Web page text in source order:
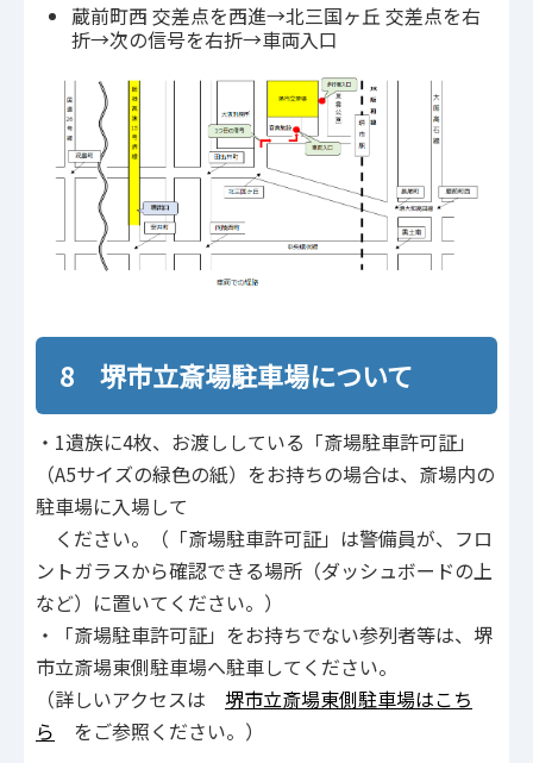
蔵前町西 交差点を西進→北三国ヶ丘 交差点を右
折→次の信号を右折→車両入口
8 堺市立斎場駐車場について
・1遺族に4枚、お渡ししている「斎場駐車許可証」
（A5サイズの緑色の紙）をお持ちの場合は、斎場内の
駐車場に入場して
ください。（「斎場駐車許可証」は警備員が、フロ
ントガラスから確認できる場所（ダッシュボードの上
など）に置いてください。）
・「斎場駐車許可証」をお持ちでない参列者等は、堺
市立斎場東側駐車場へ駐車してください。
（詳しいアクセスは 堺市立斎場東側駐車場はこち
ら をご参照ください。）